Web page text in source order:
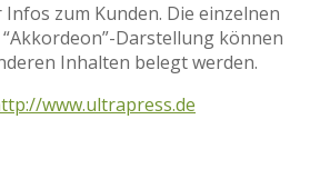
zum Kunden. Die einzelnen
Darstellung können
Inhalten belegt werden.
www.ultrapress.de